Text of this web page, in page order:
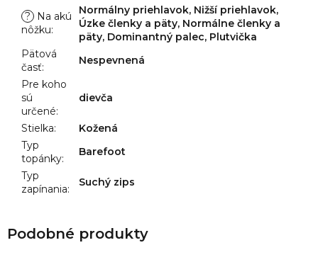
?
Na akú
nôžku:
Normálny priehlavok, Nižší priehlavok,
Úzke členky a päty, Normálne členky a
päty, Dominantný palec, Plutvička
Pätová
časť:
Nespevnená
Pre koho
sú
určené:
dievča
Stielka:
Kožená
Typ
topánky:
Barefoot
Typ
zapínania:
Suchý zips